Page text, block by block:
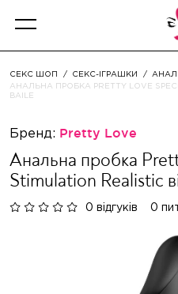
СЕКС ШОП СЕКС-ІГРАШКИ
АНАЛЬНА ПРОБКА PRETTY LOVE
BAILE
Бренд: Pretty Love
Анальна пробка
Stimulation Realistic
0 відгуків 0